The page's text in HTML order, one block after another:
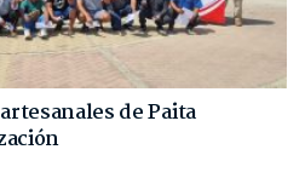
de Paita